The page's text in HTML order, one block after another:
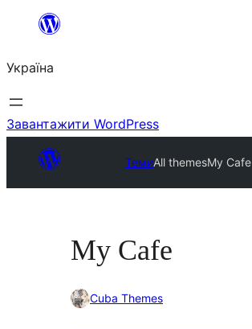
Перейти
вмісту
Україна
Завантажити WordPress
ТемиAll themesMy Cafe
My Cafe
Cuba Themes